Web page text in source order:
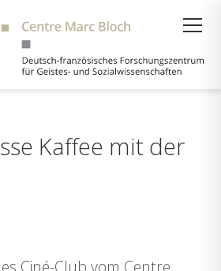
Kaffee mit der
Ciné-Club vom Centre